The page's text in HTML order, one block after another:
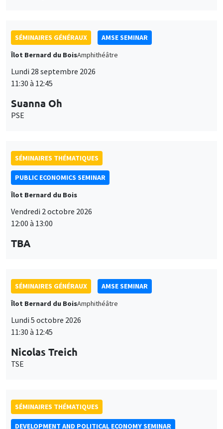
SÉMINAIRES GÉNÉRAUX
AMSE SEMINAR
Îlot Bernard du BoisAmphithéâtre
Lundi 28 septembre 2026
11:30 à 12:45
Suanna Oh
PSE
SÉMINAIRES THÉMATIQUES
PUBLIC ECONOMICS SEMINAR
Îlot Bernard du Bois
Vendredi 2 octobre 2026
12:00 à 13:00
TBA
SÉMINAIRES GÉNÉRAUX
AMSE SEMINAR
Îlot Bernard du BoisAmphithéâtre
Lundi 5 octobre 2026
11:30 à 12:45
Nicolas Treich
TSE
SÉMINAIRES THÉMATIQUES
DEVELOPMENT AND POLITICAL ECONOMY SEMINAR